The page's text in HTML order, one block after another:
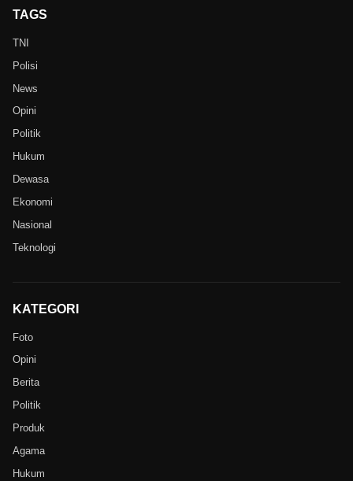
TAGS
TNI
Polisi
News
Opini
Politik
Hukum
Dewasa
Ekonomi
Nasional
Teknologi
KATEGORI
Foto
Opini
Berita
Politik
Produk
Agama
Hukum